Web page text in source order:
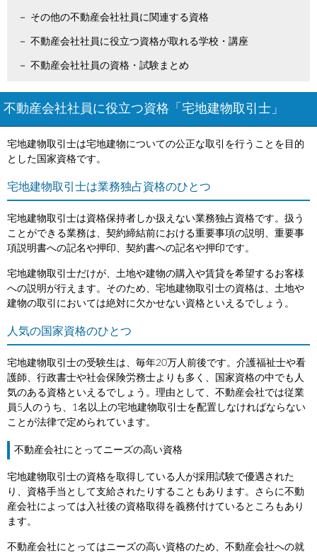
その他の不動産会社社員に関連する資格
不動産会社社員に役立つ資格が取れる学校・講座
不動産会社社員の資格・試験まとめ
不動産会社社員に役立つ資格「宅地建物取引士」
宅地建物取引士は宅地建物についての公正な取引を行うことを目的
とした国家資格です。
宅地建物取引士は業務独占資格のひとつ
宅地建物取引士は資格保持者しか扱えない業務独占資格です。扱う
ことができる業務は、契約締結前における重要事項の説明、重要事
項説明書への記名や押印、契約書への記名や押印です。
宅地建物取引士だけが、土地や建物の購入や賃貸を希望するお客様
への説明が行えます。そのため、宅地建物取引士の資格は、土地や
建物の取引においては絶対に欠かせない資格といえるでしょう。
人気の国家資格のひとつ
宅地建物取引士の受験生は、毎年20万人前後です。介護福祉士や看
護師、行政書士や社会保険労務士よりも多く、国家資格の中でも人
気のある資格といえるでしょう。理由として、不動産会社では従業
員5人のうち、1名以上の宅地建物取引士を配置しなければならない
ことが法律で定められています。
不動産会社にとってニーズの高い資格
宅地建物取引士の資格を取得している人が採用試験で優遇された
り、資格手当として支給されたりすることもあります。さらに不動
産会社によっては入社後の資格取得を義務付けているところもあり
ます。
不動産会社にとってはニーズの高い資格のため、不動産会社への就